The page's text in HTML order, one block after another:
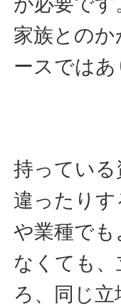
家族との
ースではあ
持ってい
違ったり
や業種で
なくても
ろ、同じ